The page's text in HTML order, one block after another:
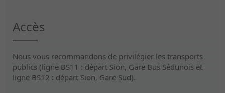
Accès
Nous vous recommandons de privilégier les transports
publics (ligne BS11 : départ Sion, Gare Bus Sédunois et
ligne BS12 : départ Sion, Gare Sud).